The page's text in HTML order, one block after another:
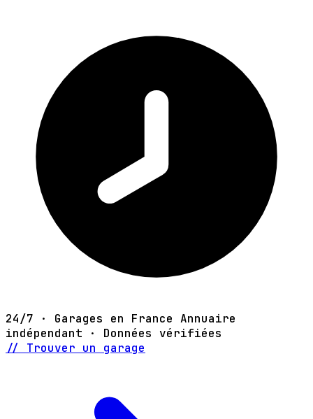
24/7 · Garages en France Annuaire
indépendant · Données vérifiées
// Trouver un garage